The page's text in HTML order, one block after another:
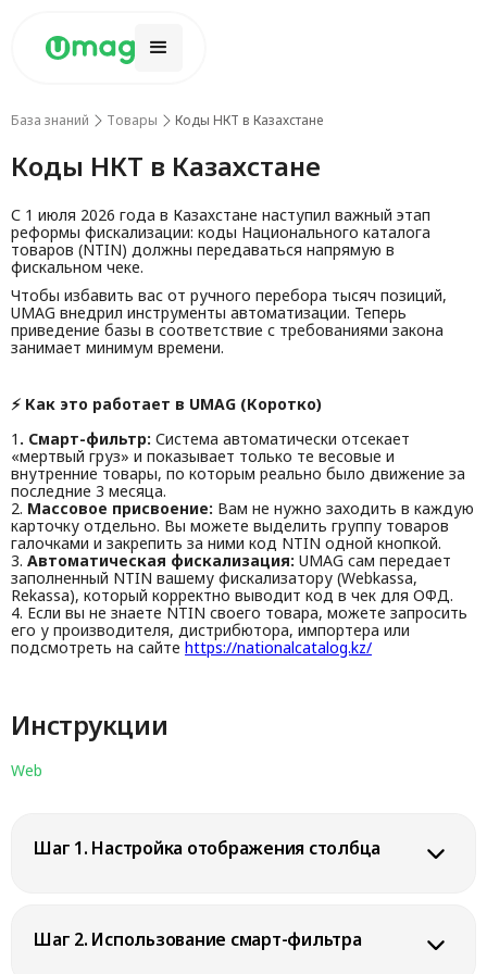
База знаний Товары Коды НКТ в Казахстане
Коды НКТ в Казахстане
С 1 июля 2026 года в Казахстане наступил важный этап
реформы фискализации: коды Национального каталога
товаров (NTIN) должны передаваться напрямую в
фискальном чеке.‍
Чтобы избавить вас от ручного перебора тысяч позиций,
UMAG внедрил инструменты автоматизации. Теперь
приведение базы в соответствие с требованиями закона
занимает минимум времени.‍
⚡ Как это работает в UMAG (Коротко)
1 . Смарт-фильтр: Система автоматически отсекает
«мертвый груз» и показывает только те весовые и
внутренние товары, по которым реально было движение за
последние 3 месяца.
2. Массовое присвоение: Вам не нужно заходить в каждую
карточку отдельно. Вы можете выделить группу товаров
галочками и закрепить за ними код NTIN одной кнопкой.
3. Автоматическая фискализация: UMAG сам передает
заполненный NTIN вашему фискализатору (Webkassa,
Rekassa), который корректно выводит код в чек для ОФД.
4. Если вы не знаете NTIN своего товара, можете запросить
его у производителя, дистрибютора, импортера или
подсмотреть на сайте https://nationalcatalog.kz/
Инструкции
Web
Шаг 1. Настройка отображения столбца
верхнем углу таблицы и установите галочку напротив пункта
Шаг 2. Использование смарт-фильтра